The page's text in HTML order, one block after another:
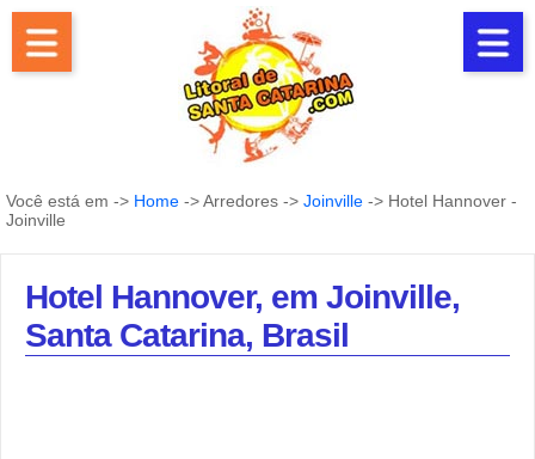
Você está em -> Home -> Arredores -> Joinville -> Hotel Hannover -
Joinville
Hotel Hannover, em Joinville,
Santa Catarina, Brasil